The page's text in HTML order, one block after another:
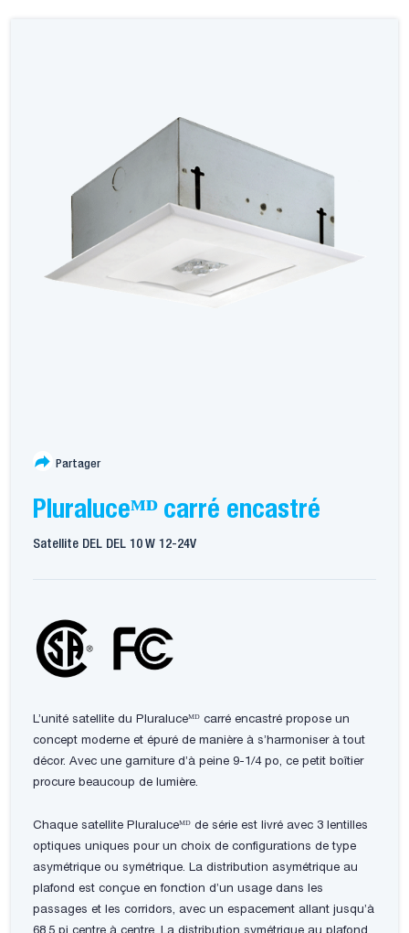
Partager
Pluraluceᴹᴰ carré encastré
Satellite DEL DEL 10 W 12-24V
L’unité satellite du Pluraluceᴹᴰ carré encastré propose un
concept moderne et épuré de manière à s’harmoniser à tout
décor. Avec une garniture d’à peine 9-1/4 po, ce petit boîtier
procure beaucoup de lumière.
Chaque satellite Pluraluceᴹᴰ de série est livré avec 3 lentilles
optiques uniques pour un choix de configurations de type
asymétrique ou symétrique. La distribution asymétrique au
plafond est conçue en fonction d’un usage dans les
passages et les corridors, avec un espacement allant jusqu’à
68.5 pi centre à centre. La distribution symétrique au plafond